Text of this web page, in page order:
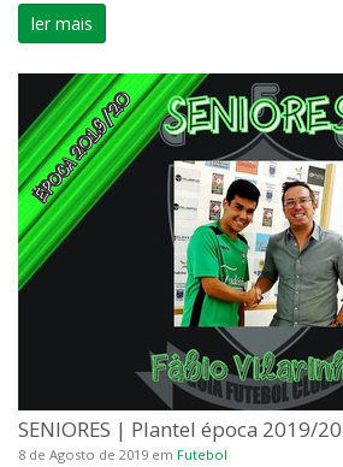
ler mais
SENIORES | Plantel época 2019/20
8 de Agosto de 2019 em Futebol